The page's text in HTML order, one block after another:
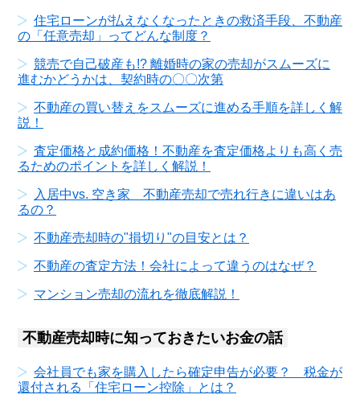
住宅ローンが払えなくなったときの救済手段、不動産
の「任意売却」ってどんな制度？
競売で自己破産も!? 離婚時の家の売却がスムーズに
進むかどうかは、契約時の〇〇次第
不動産の買い替えをスムーズに進める手順を詳しく解
説！
査定価格と成約価格！不動産を査定価格よりも高く売
るためのポイントを詳しく解説！
入居中vs. 空き家 不動産売却で売れ行きに違いはあ
るの？
不動産売却時の"損切り"の目安とは？
不動産の査定方法！会社によって違うのはなぜ？
マンション売却の流れを徹底解説！
不動産売却時に知っておきたいお金の話
会社員でも家を購入したら確定申告が必要？ 税金が
還付される「住宅ローン控除」とは？